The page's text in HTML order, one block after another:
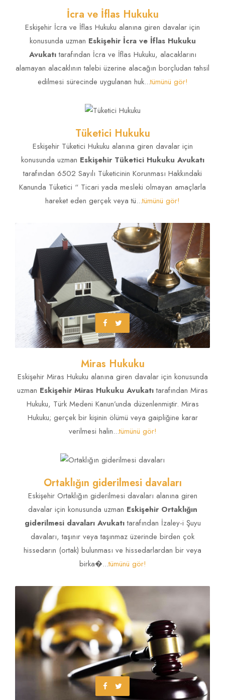
Eskişehir Miras Hukuku Avukatı yazdı!
Mirastan Mal
Kaçırma Davası
TÜMÜNÜ GÖR!
Eskişehir Sağlık Hukuku Avukatı yazdı!
Sağlık Hukuku
TÜMÜNÜ GÖR!
Eskişehir Hukuk Bülteni Avukatı yazdı!
Yıllık izin hakkı
TÜMÜNÜ GÖR!
İcra ve İflas Hukuku
Eskişehir İcra ve İflas Hukuku alanına giren davalar için
konusunda uzman Eskişehir İcra ve İflas Hukuku
Avukatıtarafından İcra ve İflas Hukuku, alacaklarını
alamayan alacaklının talebi üzerine alacağın borçludan tahsil
edilmesi sürecinde uygulanan huk...tümünü gör!
Tüketici Hukuku
Eskişehir Tüketici Hukuku alanına giren davalar için
konusunda uzman Eskişehir Tüketici Hukuku Avukatı
tarafından 6502 Sayılı Tüketicinin Korunması Hakkındaki
Kanunda Tüketici “ Ticari yada mesleki olmayan amaçlarla
hareket eden gerçek veya tü...tümünü gör!
Miras Hukuku
Eskişehir Miras Hukuku alanına giren davalar için konusunda
uzman Eskişehir Miras Hukuku Avukatıtarafından Miras
Hukuku, Türk Medeni Kanun’unda düzenlenmiştir. Miras
Hukuku; gerçek bir kişinin ölümü veya gaipliğine karar
verilmesi halin...tümünü gör!
Ortaklığın giderilmesi davaları
Eskişehir Ortaklığın giderilmesi davaları alanına giren
davalar için konusunda uzman Eskişehir Ortaklığın
giderilmesi davaları Avukatıtarafından İzaley-i Şuyu
davaları, taşınır veya taşınmaz üzerinde birden çok
hissedarın (ortak) bulunması ve hissedarlardan bir veya
birka�...tümünü gör!